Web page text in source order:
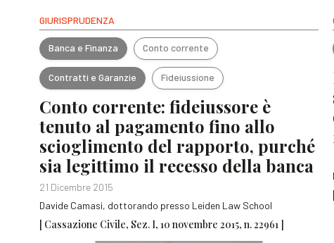
GIURISPRUDENZA
Banca e Finanza Conto corrente
Contratti e Garanzie Fideiussione
Conto corrente: fideiussore è
tenuto al pagamento fino allo
scioglimento del rapporto, purché
sia legittimo il recesso della banca
21 Dicembre 2015
Davide Camasi, dottorando presso Leiden Law School
[ Cassazione Civile, Sez. I, 10 novembre 2015, n. 22961 ]